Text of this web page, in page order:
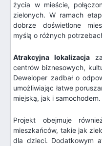
życia w mieście,
zielonych. W ramach
dobrze doświetlone
myślą o różnych
Atrakcyjna lokalizacja
centrów biznesowych,
Deweloper zadbał o
umożliwiając łatwe
miejską, jak i samochodem.
Projekt obejmuje
mieszkańców, takie jak
dla dzieci. Dodatkowym